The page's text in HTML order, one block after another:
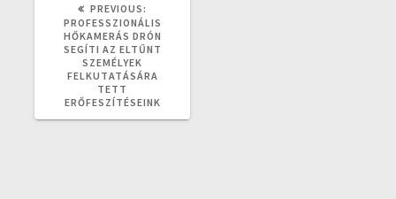
PREVIOUS:
POST:
PROFESSZIONÁLIS
HŐKAMERÁS DRÓN
SEGÍTI AZ ELTŰNT
SZEMÉLYEK
FELKUTATÁSÁRA
TETT
ERŐFESZÍTÉSEINK